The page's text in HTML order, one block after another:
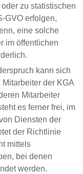
zu statistischen
GVO erfolgen,
eine solche
im öffentlichen
kann sich
der KGA
Mitarbeiter
es ferner frei, im
Diensten der
der Richtlinie
mittels
bei denen
werden.